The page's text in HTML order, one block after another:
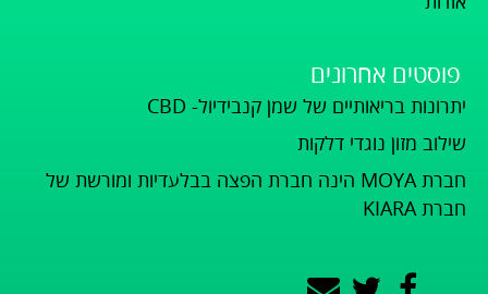
פוסטים אחרונים
יתרונות בריאותיים של שמן קנבידיול- CBD
שילוב מזון נוגדי דלקות
חברת MOYA הינה חברת הפצה בבלעדיות ומורשת של
חברת KIARA